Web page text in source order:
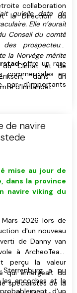
collaboration
la Direction du
qu’elle date de
Elle n’aurait
Conseil du comté
prospecteurs
la Norvège mérite
du Climat et de
dans un
d’Innlandet.
offre un rare
commerciales en
par d'importants
de navire
mise au jour de
dans la province
navire viking du
2026 lors de
d'un nouveau
de Danny van
à ArcheoTeam
perçu la valeur
qui émergeait du
spécialistes de la
a pu
encoches et la
d'un